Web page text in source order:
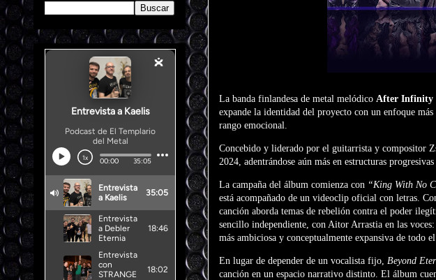
La banda finlandesa de metal melódico After Infinity
expande la identidad del proyecto con un enfoque
rango emocional.
Concebido y liderado por el guitarrista y compositor
2024, adentrándose aún más en estructuras
La campaña del álbum comienza con “King With No
está acompañado de un videoclip oficial con letras.
canción aborda temas de rebelión contra el poder
sencillo independiente, con Aitor Arrastia en las
más ambiciosa y conceptualmente expansiva de todo
En lugar de depender de un vocalista fijo, Beyond
canción en un espacio narrativo distinto. El álbum